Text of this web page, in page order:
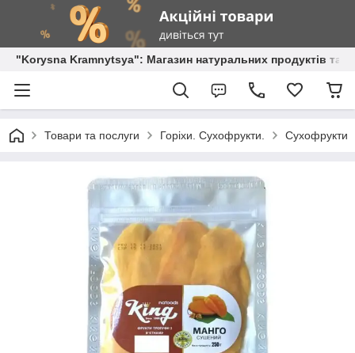
"Korysna Kramnytsya": Магазин натуральних продуктів та
Товари та послуги Горіхи. Сухофрукти. Сухофрукти